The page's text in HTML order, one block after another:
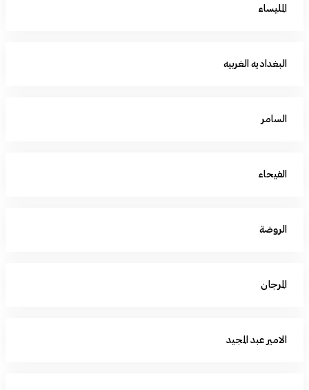
المليساء
البغداديه الغربيه
السامر
الفيحاء
الروضة
المرجان
الامير عبد المجيد